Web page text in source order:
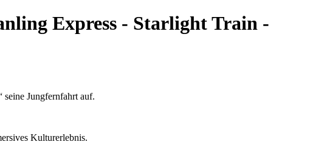
Express - Starlight Train -
Jungfernfahrt auf.
Kulturerlebnis.